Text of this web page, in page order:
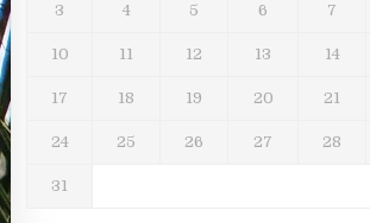
3 4 5 6 7
10 11 12 13 14
17 18 19 20 21
24 25 26 27 28
31